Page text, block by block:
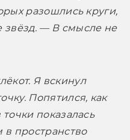
разошлись круги,
звёзд. — В смысле не
Я вскинул
Попятился, как
показалась
в пространство